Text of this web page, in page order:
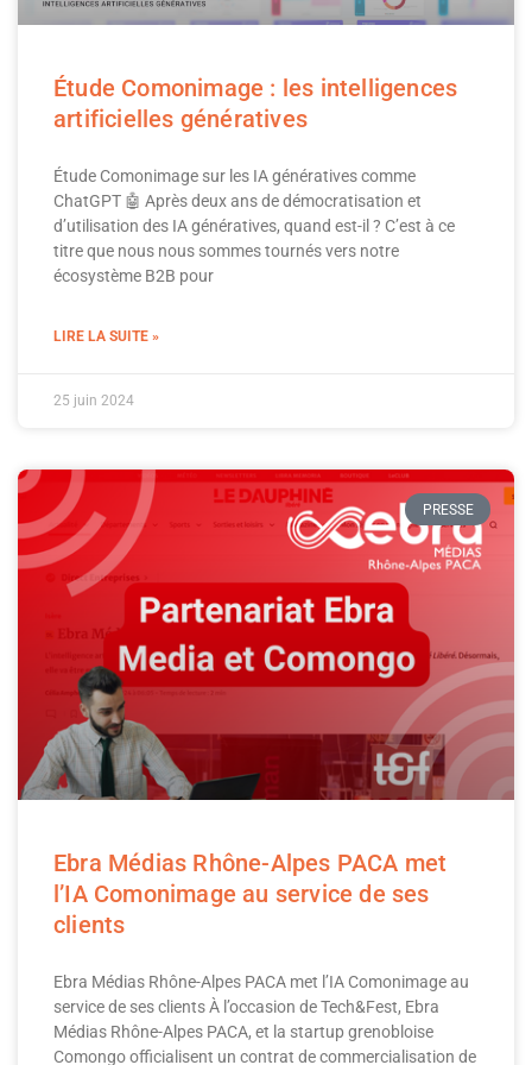
Étude Comonimage : les intelligences
artificielles génératives
Étude Comonimage sur les IA génératives comme
ChatGPT 🤖 Après deux ans de démocratisation et
d’utilisation des IA génératives, quand est-il ? C’est à ce
titre que nous nous sommes tournés vers notre
écosystème B2B pour
LIRE LA SUITE »
25 juin 2024
PRESSE
Ebra Médias Rhône-Alpes PACA met
l’IA Comonimage au service de ses
clients
Ebra Médias Rhône-Alpes PACA met l’IA Comonimage au
service de ses clients À l’occasion de Tech&Fest, Ebra
Médias Rhône-Alpes PACA, et la startup grenobloise
Comongo officialisent un contrat de commercialisation de